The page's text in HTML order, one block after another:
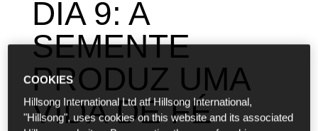
DIA 9: A
SEMENTE
PRODUZ UMA
VIDA DE FÉ
COOKIES
Hillsong International Ltd atf Hillsong International,
"Hillsong", uses cookies on this website and its associated